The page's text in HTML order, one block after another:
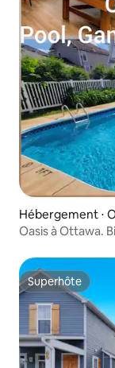
Hébergement ⋅
Oasis à Ottawa.
Superhôte
Superhôte